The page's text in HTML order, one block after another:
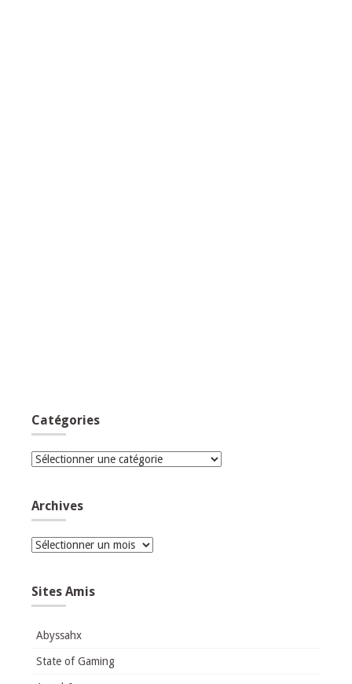
Catégories
Catégories
Archives
Archives
Sites Amis
Abyssahx
State of Gaming